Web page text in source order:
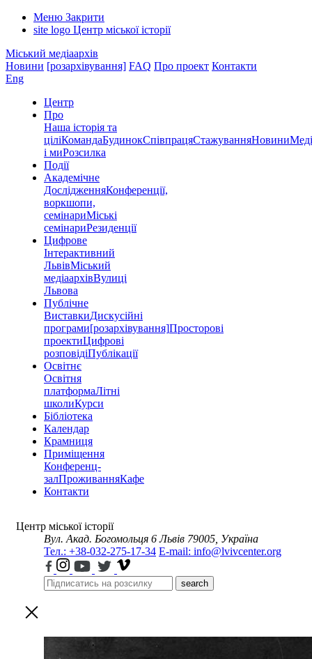
Меню Закрити
site logo Центр міської історії
Міський медіаархів
Новини [розархівування] FAQ Про проект Контакти
Eng
Центр
Про
Наша історія та
ціліКомандаБудинокСпівпрацяСтажуванняНовини
і миРозсилка
Події
Академічне
ДослідженняКонференції,
воркшопи,
семінариМіські
семінариРезиденції
Цифрове
Інтерактивний
ЛьвівМіський
медіаархівВулиці
Львова
Публічне
ВиставкиДискусійні
програми[розархівування]Просторові
проектиЦифрові
розповідіПублікації
Освітнє
Освітня
платформаЛітні
школиКурси
Бібліотека
Календар
Крамниця
Приміщення
Конференц-
залПроживанняКафе
Контакти
Центр міської історії
Вул. Акад. Богомольця 6 Львів 79005, Україна
Тел.: +38-032-275-17-34 E-mail: info@lvivcenter.org
search